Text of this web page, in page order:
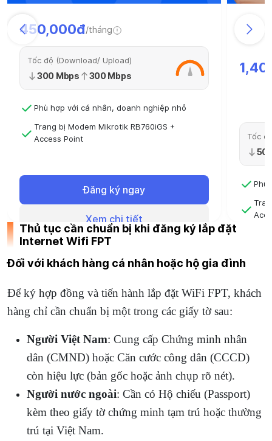
450,000đ/tháng
Tốc độ (Download/ Upload)
300 Mbps 300 Mbps
Phù hợp với cá nhân, doanh nghiệp nhỏ
Trang bị Modem Mikrotik RB760iGS +
Access Point
Đăng ký ngay
Xem chi tiết
Tốc
Phù
Thủ tục cần chuẩn bị khi đăng ký lắp đặt
Internet Wifi FPT
Đối với khách hàng cá nhân hoặc hộ gia đình
Để ký hợp đồng và tiến hành lắp đặt WiFi FPT, khách
hàng chỉ cần chuẩn bị một trong các giấy tờ sau:
Người Việt Nam: Cung cấp Chứng minh nhân
dân (CMND) hoặc Căn cước công dân (CCCD)
còn hiệu lực (bản gốc hoặc ảnh chụp rõ nét).
Người nước ngoài: Cần có Hộ chiếu (Passport)
kèm theo giấy tờ chứng minh tạm trú hoặc thường
trú tại Việt Nam.